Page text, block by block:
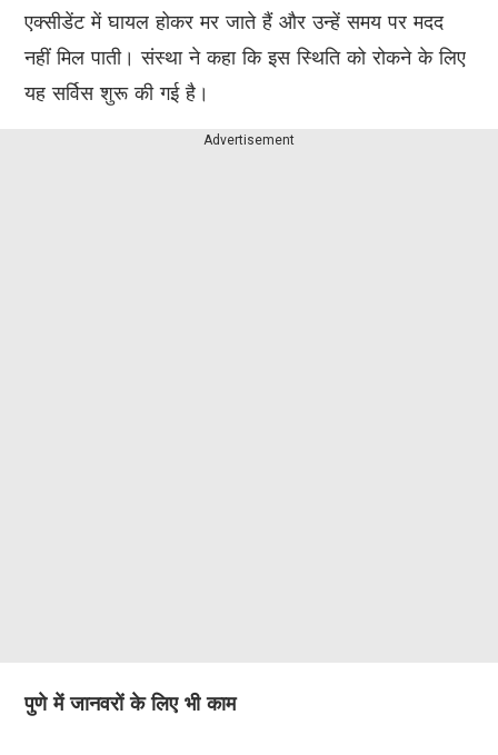
एक्सीडेंट में घायल होकर मर जाते हैं और उन्हें समय पर मदद
नहीं मिल पाती। संस्था ने कहा कि इस स्थिति को रोकने के लिए
यह सर्विस शुरू की गई है।
Advertisement
पुणे में जानवरों के लिए भी काम